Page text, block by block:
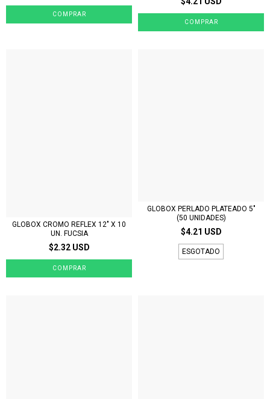
GLOBOX CROMO REFLEX 12" X 10
UN. FUCSIA
$2.32 USD
GLOBOX PERLADO PLATEADO 5"
(50 UNIDADES)
$4.21 USD
ESGOTADO